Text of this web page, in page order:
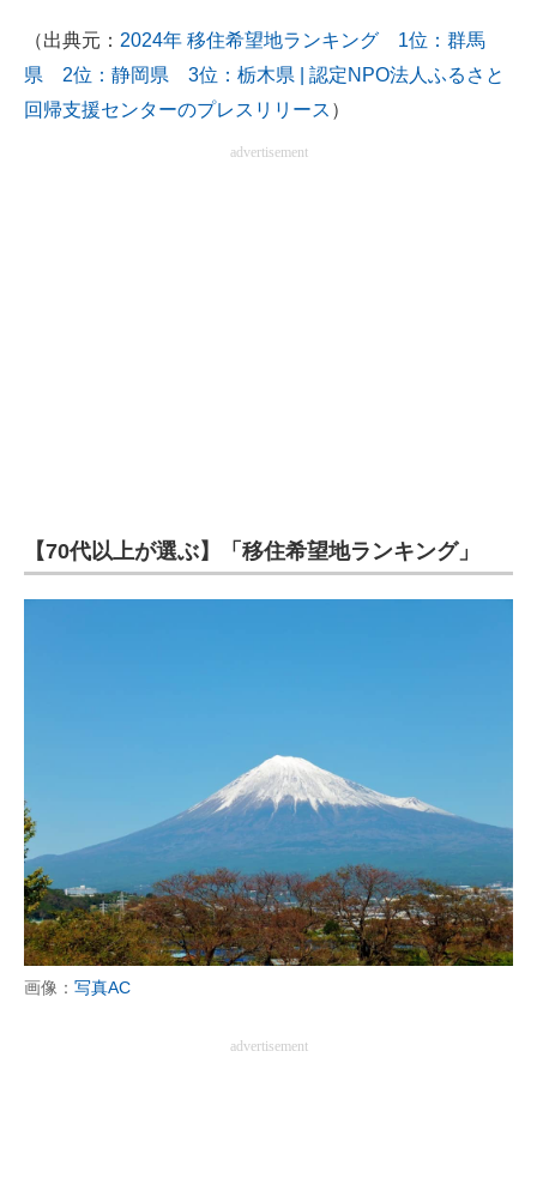
（出典元： 2024年 移住希望地ランキング 1位：群馬
県 2位：静岡県 3位：栃木県 | 認定NPO法人ふるさと
回帰支援センターのプレスリリース ）
advertisement
【70代以上が選ぶ】「移住希望地ランキング」
画像： 写真AC
advertisement